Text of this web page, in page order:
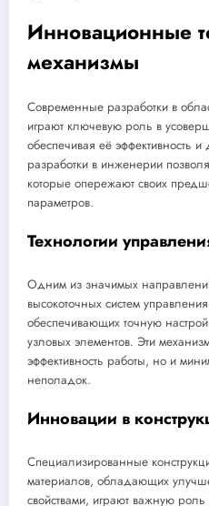
Инновационные
механизмы
Современные разработки в
играют ключевую роль в
обеспечивая её эффективность
разработки в инженерии
которые опережают своих
параметров.
Технологии
Одним из значимых
высокоточных систем
обеспечивающих точную
узловых элементов. Эти
эффективность работы, но и
неполадок.
Инновации в
Специализированные
материалов, обладающих
свойствами, играют важную